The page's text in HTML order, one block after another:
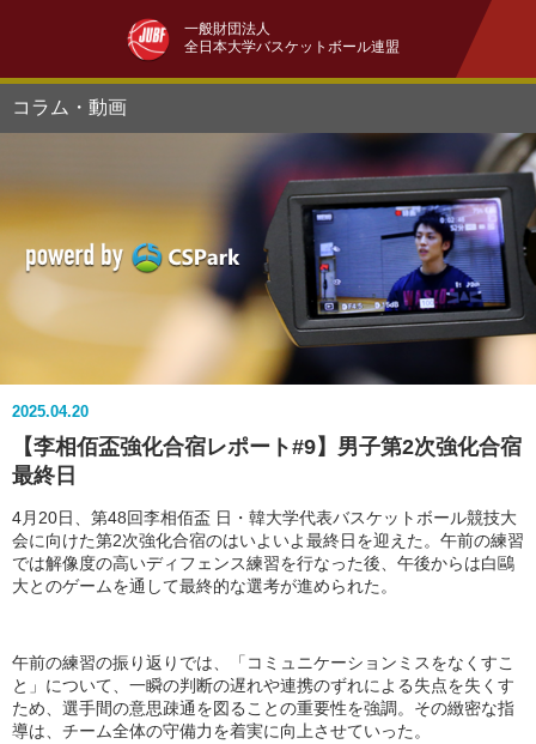
一般財団法人
全日本大学バスケットボール連盟
コラム・動画
2025.04.20
【李相佰盃強化合宿レポート#9】男子第2次強化合宿
最終日
4月20日、第48回李相佰盃 日・韓大学代表バスケットボール競技大
会に向けた第2次強化合宿のはいよいよ最終日を迎えた。午前の練習
では解像度の高いディフェンス練習を行なった後、午後からは白鷗
大とのゲームを通して最終的な選考が進められた。
午前の練習の振り返りでは、「コミュニケーションミスをなくすこ
と」について、一瞬の判断の遅れや連携のずれによる失点を失くす
ため、選手間の意思疎通を図ることの重要性を強調。その緻密な指
導は、チーム全体の守備力を着実に向上させていった。